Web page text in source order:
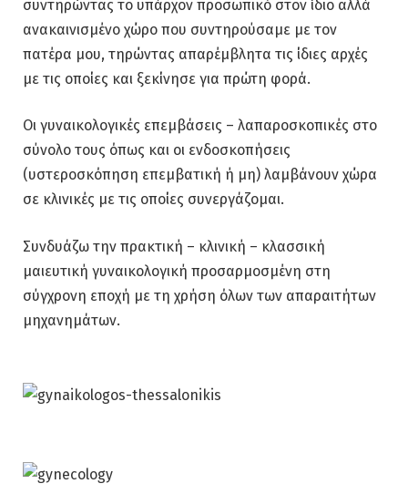
συντηρώντας το υπάρχον προσωπικό στον ίδιο αλλά
ανακαινισμένο χώρο που συντηρούσαμε με τον
πατέρα μου, τηρώντας απαρέμβλητα τις ίδιες αρχές
με τις οποίες και ξεκίνησε για πρώτη φορά.
Οι γυναικολογικές επεμβάσεις – λαπαροσκοπικές στο
σύνολο τους όπως και οι ενδοσκοπήσεις
(υστεροσκόπηση επεμβατική ή μη) λαμβάνουν χώρα
σε κλινικές με τις οποίες συνεργάζομαι.
Συνδυάζω την πρακτική – κλινική – κλασσική
μαιευτική γυναικολογική προσαρμοσμένη στη
σύγχρονη εποχή με τη χρήση όλων των απαραιτήτων
μηχανημάτων.